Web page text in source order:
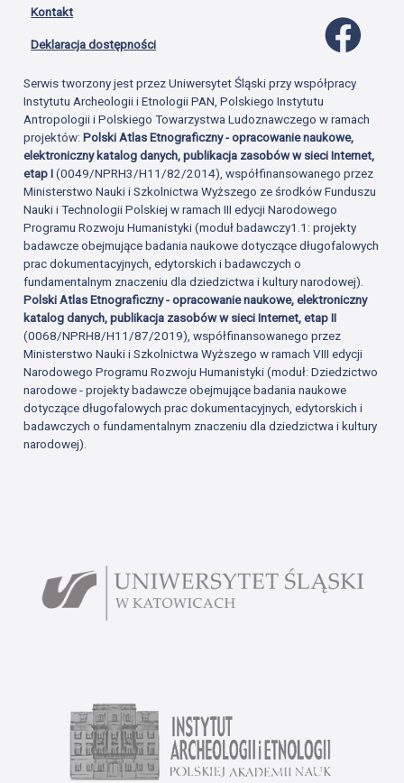
Kontakt
Deklaracja dostępności
Serwis tworzony jest przez Uniwersytet Śląski przy współpracy
Instytutu Archeologii i Etnologii PAN, Polskiego Instytutu
Antropologii i Polskiego Towarzystwa Ludoznawczego w ramach
projektów:Polski Atlas Etnograficzny - opracowanie naukowe,
elektroniczny katalog danych, publikacja zasobów w sieci Internet,
etap I(0049/NPRH3/H11/82/2014), współfinansowanego przez
Ministerstwo Nauki i Szkolnictwa Wyższego ze środków Funduszu
Nauki i Technologii Polskiej w ramach III edycji Narodowego
Programu Rozwoju Humanistyki (moduł badawczy1.1: projekty
badawcze obejmujące badania naukowe dotyczące długofalowych
prac dokumentacyjnych, edytorskich i badawczych o
fundamentalnym znaczeniu dla dziedzictwa i kultury narodowej).
Polski Atlas Etnograficzny - opracowanie naukowe, elektroniczny
katalog danych, publikacja zasobów w sieci Internet, etap II
(0068/NPRH8/H11/87/2019), współfinansowanego przez
Ministerstwo Nauki i Szkolnictwa Wyższego w ramach VIII edycji
Narodowego Programu Rozwoju Humanistyki (moduł: Dziedzictwo
narodowe - projekty badawcze obejmujące badania naukowe
dotyczące długofalowych prac dokumentacyjnych, edytorskich i
badawczych o fundamentalnym znaczeniu dla dziedzictwa i kultury
narodowej).